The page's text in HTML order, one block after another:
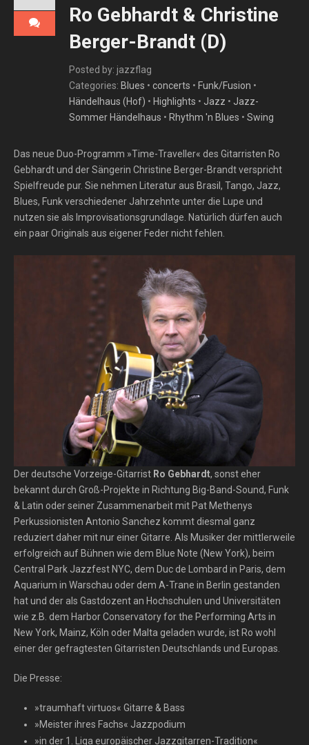
Ro Gebhardt & Christine
Berger-Brandt (D)
Posted by: jazzflag
Categories: Blues • concerts • Funk/Fusion •
Händelhaus (Hof) • Highlights • Jazz • Jazz-
Sommer Händelhaus • Rhythm 'n Blues • Swing
Das neue Duo-Programm »Time-Traveller« des Gitarristen Ro
Gebhardt und der Sängerin Christine Berger-Brandt verspricht
Spielfreude pur. Sie nehmen Literatur aus Brasil, Tango, Jazz,
Blues, Funk verschiedener Jahrzehnte unter die Lupe und
nutzen sie als Improvisationsgrundlage. Natürlich dürfen auch
ein paar Originals aus eigener Feder nicht fehlen.
Der deutsche Vorzeige-Gitarrist Ro Gebhardt, sonst eher
bekannt durch Groß-Projekte in Richtung Big-Band-Sound, Funk
& Latin oder seiner Zusammenarbeit mit Pat Methenys
Perkussionisten Antonio Sanchez kommt diesmal ganz
reduziert daher mit nur einer Gitarre. Als Musiker der mittlerweile
erfolgreich auf Bühnen wie dem Blue Note (New York), beim
Central Park Jazzfest NYC, dem Duc de Lombard in Paris, dem
Aquarium in Warschau oder dem A-Trane in Berlin gestanden
hat und der als Gastdozent an Hochschulen und Universitäten
wie z.B. dem Harbor Conservatory for the Performing Arts in
New York, Mainz, Köln oder Malta geladen wurde, ist Ro wohl
einer der gefragtesten Gitarristen Deutschlands und Europas.
Die Presse:
»traumhaft virtuos« Gitarre & Bass
»Meister ihres Fachs« Jazzpodium
»in der 1. Liga europäischer Jazzgitarren-Tradition«